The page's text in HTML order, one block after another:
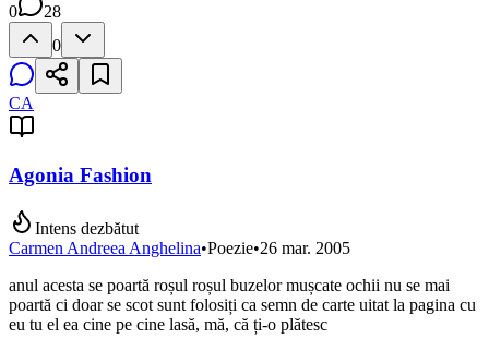
0
28
0
CA
Agonia Fashion
Intens dezbătut
Carmen Andreea Anghelina•Poezie•26 mar. 2005
anul acesta se poartă roșul roșul buzelor mușcate ochii nu se mai
poartă ci doar se scot sunt folosiți ca semn de carte uitat la pagina cu
eu tu el ea cine pe cine lasă, mă, că ți-o plătesc